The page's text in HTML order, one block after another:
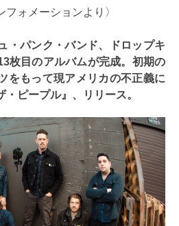
フォメーションより〉
・パンク・バンド、ドロップキ
枚目のアルバムが完成。初期の
をもって現アメリカの不正義に
ピープル』、リリース。